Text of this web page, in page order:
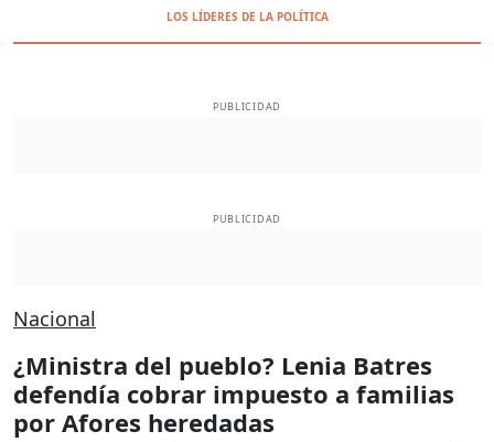
LOS LÍDERES DE LA POLÍTICA
PUBLICIDAD
PUBLICIDAD
Nacional
¿Ministra del pueblo? Lenia Batres
defendía cobrar impuesto a familias
por Afores heredadas